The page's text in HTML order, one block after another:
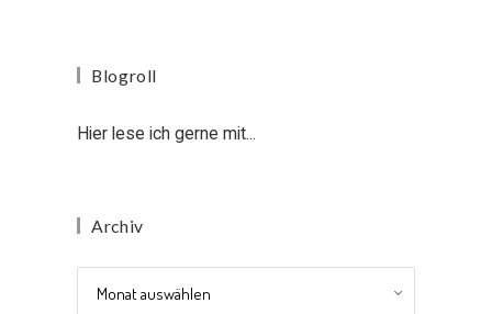
Blogroll
Hier lese ich gerne mit...
Archiv